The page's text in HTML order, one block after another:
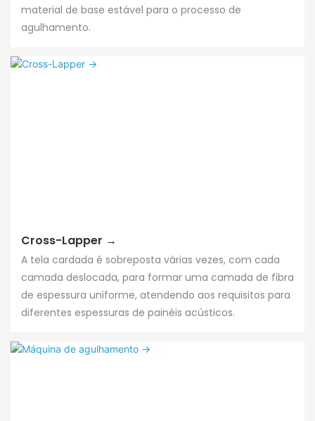
material de base estável para o processo de
agulhamento.
Cross-Lapper →
A tela cardada é sobreposta várias vezes, com cada
camada deslocada, para formar uma camada de fibra
de espessura uniforme, atendendo aos requisitos para
diferentes espessuras de painéis acústicos.